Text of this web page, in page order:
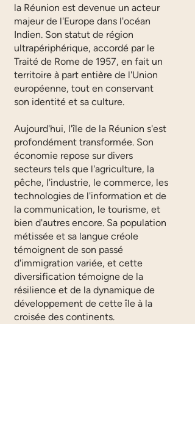
la Réunion est devenue un acteur
majeur de l'Europe dans l'océan
Indien. Son statut de région
ultrapériphérique, accordé par le
Traité de Rome de 1957, en fait un
territoire à part entière de l'Union
européenne, tout en conservant
son identité et sa culture.
Aujourd'hui, l'île de la Réunion s'est
profondément transformée. Son
économie repose sur divers
secteurs tels que l'agriculture, la
pêche, l'industrie, le commerce, les
technologies de l'information et de
la communication, le tourisme, et
bien d'autres encore. Sa population
métissée et sa langue créole
témoignent de son passé
d'immigration variée, et cette
diversification témoigne de la
résilience et de la dynamique de
développement de cette île à la
croisée des continents.